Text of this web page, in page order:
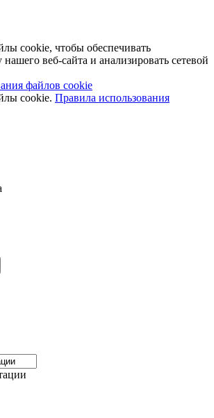
cookie, чтобы обеспечивать
веб-сайта и анализировать сетевой
файлов cookie
cookie. Правила использования